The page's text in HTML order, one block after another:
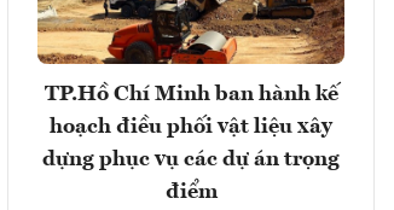
TP.Hồ Chí Minh ban hành kế
hoạch điều phối vật liệu xây
dựng phục vụ các dự án trọng
điểm